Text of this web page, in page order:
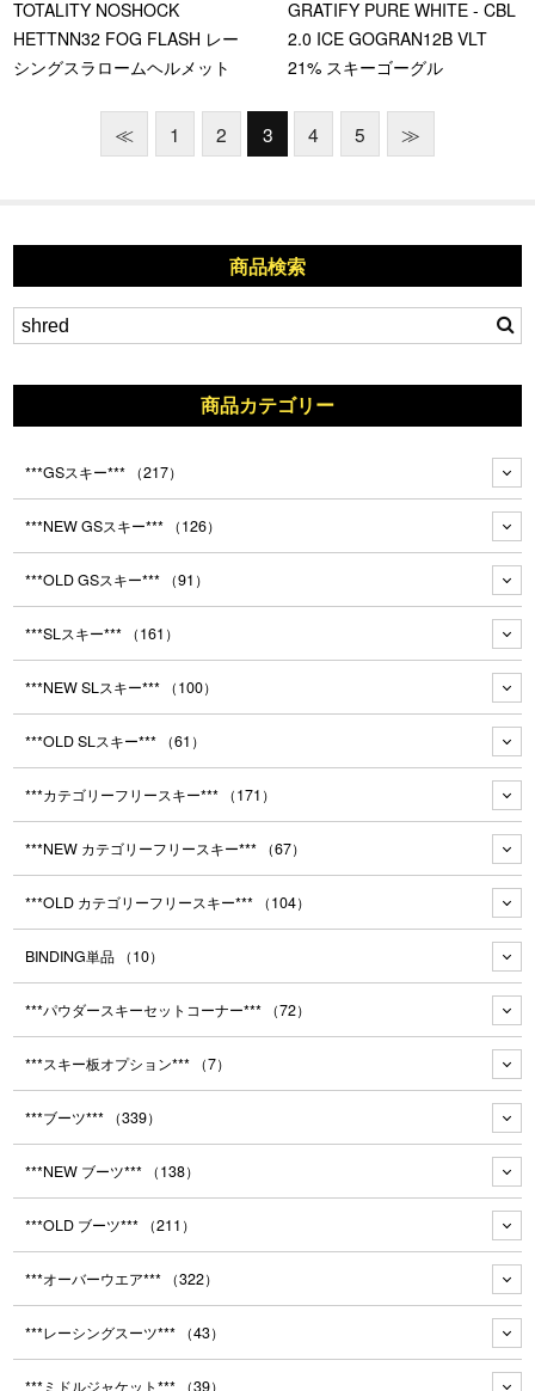
TOTALITY NOSHOCK
HETTNN32 FOG FLASH レー
シングスラロームヘルメット
GRATIFY PURE WHITE - CBL
2.0 ICE GOGRAN12B VLT
21% スキーゴーグル
≪ 1 2 3 4 5 ≫
商品検索
商品カテゴリー
***GSスキー*** （217）
***NEW GSスキー*** （126）
***OLD GSスキー*** （91）
***SLスキー*** （161）
***NEW SLスキー*** （100）
***OLD SLスキー*** （61）
***カテゴリーフリースキー*** （171）
***NEW カテゴリーフリースキー*** （67）
***OLD カテゴリーフリースキー*** （104）
BINDING単品 （10）
***パウダースキーセットコーナー*** （72）
***スキー板オプション*** （7）
***ブーツ*** （339）
***NEW ブーツ*** （138）
***OLD ブーツ*** （211）
***オーバーウエア*** （322）
***レーシングスーツ*** （43）
***ミドルジャケット*** （39）